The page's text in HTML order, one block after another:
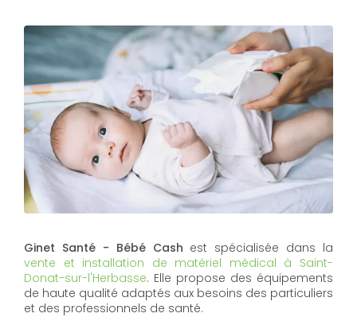
Ginet Santé - Bébé Cash est spécialisée dans la
vente et installation de matériel médical à Saint-
Donat-sur-l'Herbasse. Elle propose des équipements
de haute qualité adaptés aux besoins des particuliers
et des professionnels de santé.